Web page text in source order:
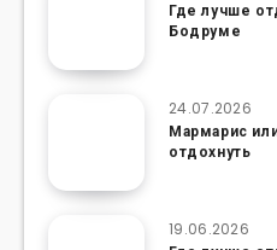
Где лучше
Бодруме
24.07.2026
Мармарис
отдохнуть
19.06.2026